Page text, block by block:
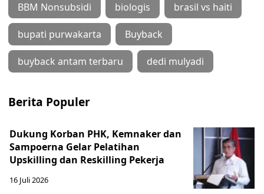
BBM Nonsubsidi biologis brasil vs haiti
bupati purwakarta Buyback
buyback antam terbaru dedi mulyadi
Berita Populer
Dukung Korban PHK, Kemnaker dan
Sampoerna Gelar Pelatihan
Upskilling dan Reskilling Pekerja
16 Juli 2026